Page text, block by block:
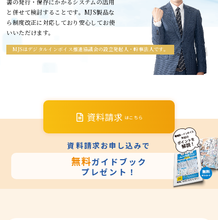
書の発行・保存にかかるシステムの活用
と併せて検討することです。MJS製品な
ら制度改正に対応しており安心してお使
いいただけます。
MJSはデジタルインボイス推進協議会の設立発起人・幹事法人です。
資料請求 はこちら
資料請求お申し込みで
無料ガイドブック
プレゼント！